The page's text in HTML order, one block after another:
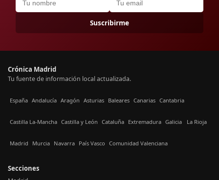
Suscribirme
Crónica Madrid
Tu fuente de información local actualizada.
España Andalucía Aragón Asturias Baleares Canarias Cantabria
Castilla La-Mancha Castilla y León Cataluña Extremadura Galicia La Rioja
Madrid Murcia Navarra País Vasco Comunidad Valenciana
Secciones